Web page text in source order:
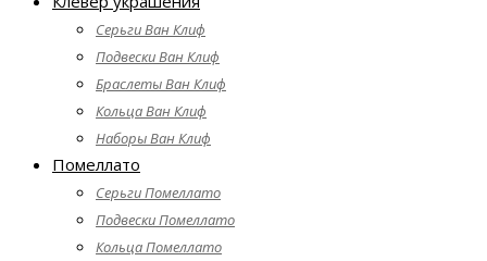
Серьги Ван Клиф
Подвески Ван Клиф
Браслеты Ван Клиф
Кольца Ван Клиф
Наборы Ван Клиф
Помеллато
Серьги Помеллато
Подвески Помеллато
Кольца Помеллато